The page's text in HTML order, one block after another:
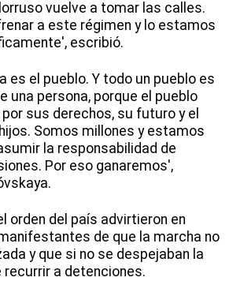
vuelve a tomar las calles.
a este régimen y lo estamos
escribió.
es el pueblo. Y todo un pueblo es
una persona, porque el pueblo
sus derechos, su futuro y el
Somos millones y estamos
la responsabilidad de
Por eso ganaremos',
orden del país advirtieron en
de que la marcha no
y que si no se despejaban la
recurrir a detenciones.